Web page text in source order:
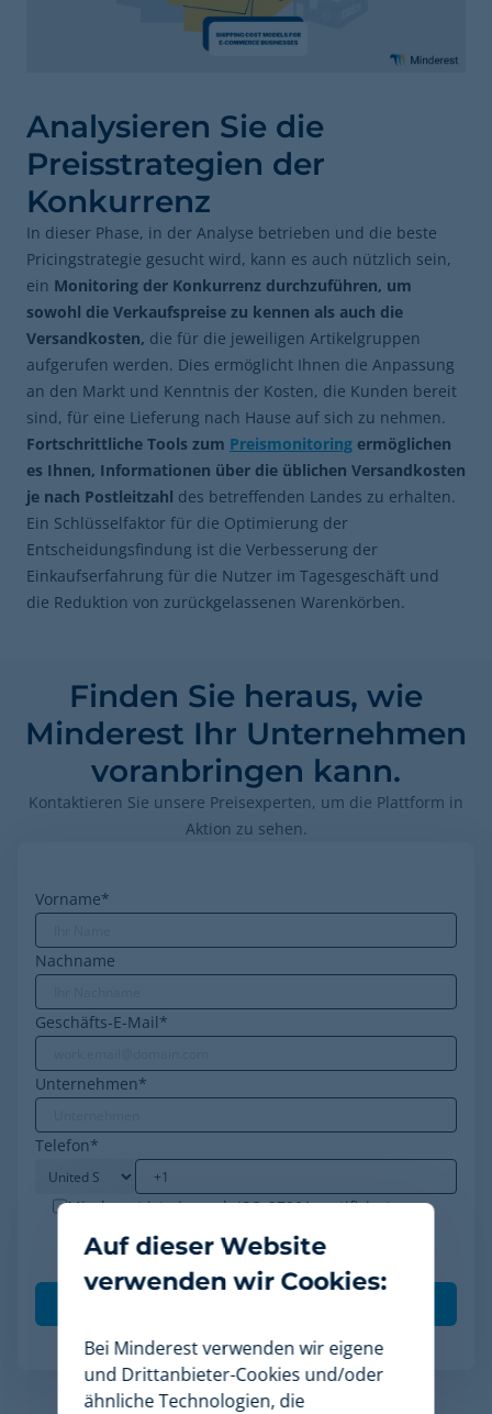
Analysieren Sie die
Preisstrategien der
Konkurrenz
In dieser Phase, in der Analyse betrieben und die beste
Pricingstrategie gesucht wird, kann es auch nützlich sein,
ein Monitoring der Konkurrenz durchzuführen, um
sowohl die Verkaufspreise zu kennen als auch die
Versandkosten, die für die jeweiligen Artikelgruppen
aufgerufen werden. Dies ermöglicht Ihnen die Anpassung
an den Markt und Kenntnis der Kosten, die Kunden bereit
sind, für eine Lieferung nach Hause auf sich zu nehmen.
Fortschrittliche Tools zum Preismonitoring ermöglichen
es Ihnen, Informationen über die üblichen Versandkosten
je nach Postleitzahl des betreffenden Landes zu erhalten.
Ein Schlüsselfaktor für die Optimierung der
Entscheidungsfindung ist die Verbesserung der
Einkaufserfahrung für die Nutzer im Tagesgeschäft und
die Reduktion von zurückgelassenen Warenkörben.
Finden Sie heraus, wie
Minderest Ihr Unternehmen
voranbringen kann.
Kontaktieren Sie unsere Preisexperten, um die Plattform in
Aktion zu sehen.
Vorname*
Nachname
Geschäfts-E-Mail*
Unternehmen*
Telefon*
Minderest ist ein nach ISO-27001 zertifiziertes
Unternehmen. Ich akzeptiere die Verarbeitung
meiner Daten gemäß derDatenschutzrichtlinie
Auf dieser Website
verwenden wir Cookies:
Bei Minderest verwenden wir eigene
und Drittanbieter-Cookies und/oder
ähnliche Technologien, die